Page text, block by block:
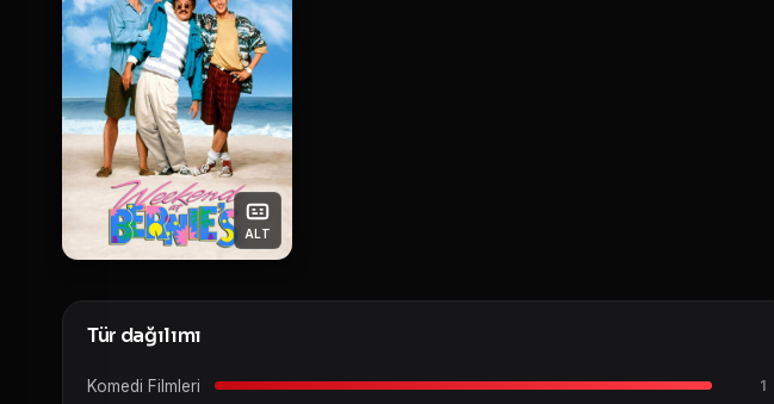
ALT
Tür dağılımı
Komedi Filmleri 1